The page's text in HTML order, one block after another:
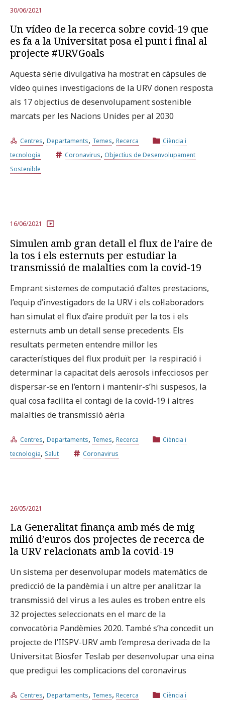
30/06/2021
Un vídeo de la recerca sobre covid-19 que
es fa a la Universitat posa el punt i final al
projecte #URVGoals
Aquesta sèrie divulgativa ha mostrat en càpsules de
vídeo quines investigacions de la URV donen resposta
als 17 objectius de desenvolupament sostenible
marcats per les Nacions Unides per al 2030
Centres, Departaments, Temes, Recerca
Ciència i
tecnologia
Coronavirus, Objectius de Desenvolupament
Sostenible
16/06/2021
Simulen amb gran detall el flux de l’aire de
la tos i els esternuts per estudiar la
transmissió de malalties com la covid-19
Emprant sistemes de computació d’altes prestacions,
l’equip d’investigadors de la URV i els col·laboradors
han simulat el flux d’aire produït per la tos i els
esternuts amb un detall sense precedents. Els
resultats permeten entendre millor les
característiques del flux produït per la respiració i
determinar la capacitat dels aerosols infecciosos per
dispersar-se en l’entorn i mantenir-s’hi suspesos, la
qual cosa facilita el contagi de la covid-19 i altres
malalties de transmissió aèria
Centres, Departaments, Temes, Recerca
Ciència i
tecnologia, Salut Coronavirus
26/05/2021
La Generalitat finança amb més de mig
milió d’euros dos projectes de recerca de
la URV relacionats amb la covid-19
Un sistema per desenvolupar models matemàtics de
predicció de la pandèmia i un altre per analitzar la
transmissió del virus a les aules es troben entre els
32 projectes seleccionats en el marc de la
convocatòria Pandèmies 2020. També s’ha concedit un
projecte de l’IISPV-URV amb l’empresa derivada de la
Universitat Biosfer Teslab per desenvolupar una eina
que predigui les complicacions del coronavirus
Centres, Departaments, Temes, Recerca
Ciència i